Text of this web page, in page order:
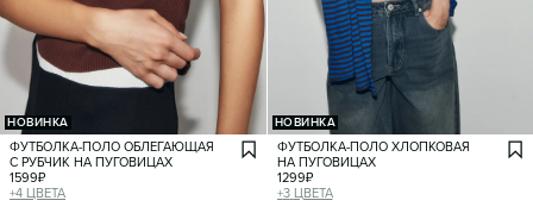
НОВИНКА
ФУТБОЛКА-ПОЛО ОБЛЕГАЮЩАЯ
С РУБЧИК НА ПУГОВИЦАХ
1599₽
+4 ЦВЕТА
НОВИНКА
ФУТБОЛКА-ПОЛО ХЛОПКОВАЯ
НА ПУГОВИЦАХ
1299₽
+3 ЦВЕТА